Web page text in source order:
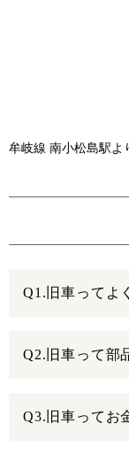
牟岐線 南小松島駅よ
Q1.旧車ってよ
Q2.旧車って部
Q3.旧車ってお